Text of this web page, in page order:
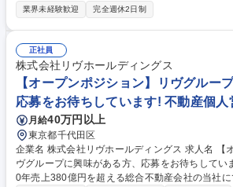
手掛ける当社にて、HD全体の管理部長として管
だきます！ ■管理業務（人事、労務、庶務等） ■
制・制度統合に向けた企画・推進 ■個社別の実態
融和に向けたプロセスの整備 ■人材育成・マネジメント業
の内【HD統括/管理部長】20社超グループ子会社
築
業界未経験歓迎 完全週休2日制
正社員
株式会社リヴホールディングス
【オープンポジション】リヴグルー
応募をお待ちしています! 不動産個人
月給40万円以上
東京都千代田区
企業名 株式会社リヴホールディングス 求人名 【オープンポジション】リ
ヴグループに興味がある方、応募をお待ちしています！ 仕事の
0年売上380億円を超える総合不動産会社の当社